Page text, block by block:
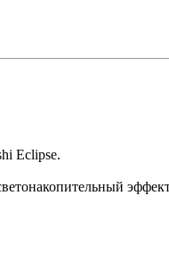
Eclipse.